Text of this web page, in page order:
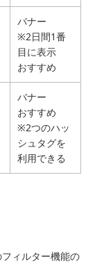
バナー
※2日間1番
目に表示
おすすめ
バナー
おすすめ
※2つのハッ
シュタグを
利用できる
ィルター機能の